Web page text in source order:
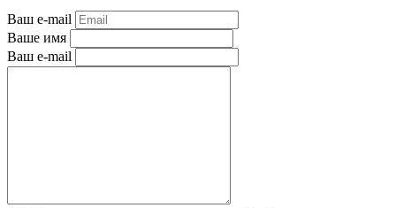
Ваш e-mail
Ваше имя
Ваш e-mail